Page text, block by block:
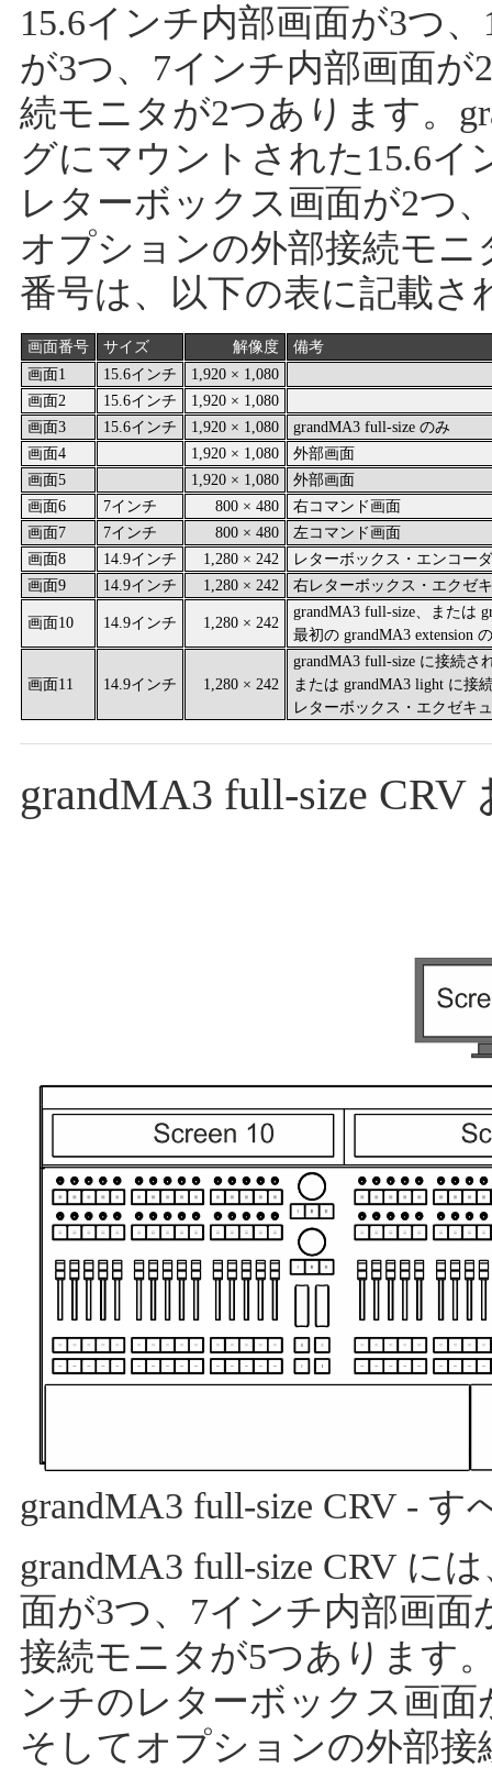
15.6インチ内部画面が3つ
が3つ、7インチ内部画面
続モニタが2つあります。
グにマウントされた15.6イ
レターボックス画面が2つ
オプションの外部接続モ
番号は、以下の表に記載さ
画面番号 サイズ 解像度
備考
画面1
15.6インチ
1,920 × 1,080
画面2
15.6インチ
1,920 × 1,080
画面3
15.6インチ 1,920 × 1,080
grandMA3 full-size のみ
画面4
1,920 × 1,080
外部画面
画面5
1,920 × 1,080
外部画面
画面6
7インチ 800 × 480
右コマンド画面
画面7
7インチ 800 × 480
左コマンド画面
画面8
14.9インチ 1,280 × 242
レターボックス・エンコー
画面9
14.9インチ 1,280 × 242 右レターボックス・エクゼ
画面10 14.9インチ 1,280 × 242
grandMA3 full-size、または
最初の grandMA3 extension
画面11 14.9インチ 1,280 × 242
grandMA3 full-size に接続さ
または grandMA3 light に接
レターボックス・エクゼキ
grandMA3 full-size CRV
grandMA3 full-size CRV - す
grandMA3 full-size CRV に
面が3つ、7インチ内部画
接続モニタが5つあります
ンチのレターボックス画
そしてオプションの外部